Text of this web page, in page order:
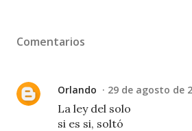
Comentarios
Orlando 29 de agosto de
La ley del solo
si es si, soltó